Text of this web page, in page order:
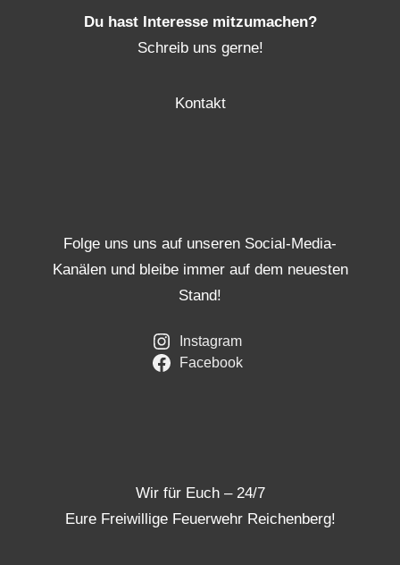
Du hast Interesse mitzumachen?
Schreib uns gerne!
Kontakt
Folge uns uns auf unseren Social-Media-
Kanälen und bleibe immer auf dem neuesten
Stand!
Instagram
Facebook
Wir für Euch – 24/7
Eure Freiwillige Feuerwehr Reichenberg!